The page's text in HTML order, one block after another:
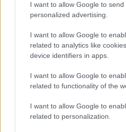
I want to allow Google to send
personalized advertising.
I want to allow Google to
related to analytics like
device identifiers in apps.
I want to allow Google to
related to functionality of the
I want to allow Google to
related to personalization.
δικογραφία δεν έχει
Βουλή.
Οι ίδιες πληροφορίες
ΣΥΡΙΖΑ, ΚΚΕ και
ψήφισαν υπέρ της άρσης.
Η άρση ασυλίας της κ.
που κατέθεσε εναντίον